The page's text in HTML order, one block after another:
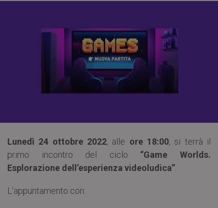
Lunedì 24 ottobre 2022, alle ore 18:00, si terrà il
primo incontro del ciclo “Game Worlds.
Esplorazione dell’esperienza videoludica”
L’appuntamento con: